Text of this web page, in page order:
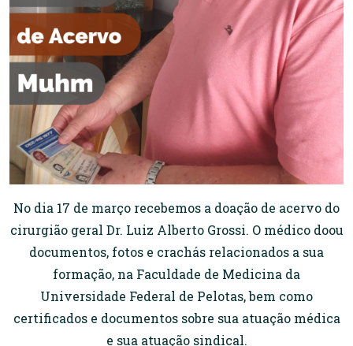
No dia 17 de março recebemos a doação de acervo do
cirurgião geral Dr. Luiz Alberto Grossi. O médico doou
documentos, fotos e crachás relacionados a sua
formação, na Faculdade de Medicina da
Universidade Federal de Pelotas, bem como
certificados e documentos sobre sua atuação médica
e sua atuação sindical.